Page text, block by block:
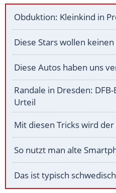
Obduktion: Kleinkind in
Diese Stars wollen
Diese Autos haben uns
Randale in Dresden:
Urteil
Mit diesen Tricks wird
So nutzt man alte
Das ist typisch